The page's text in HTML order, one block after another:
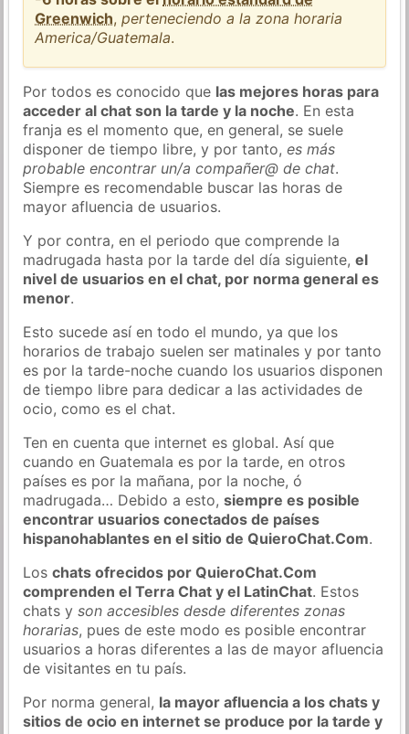
Greenwich,perteneciendo a la zona horaria
America/Guatemala.
Por todos es conocido que las mejores horas para
acceder al chat son la tarde y la noche. En esta
franja es el momento que, en general, se suele
disponer de tiempo libre, y por tanto,es más
probable encontrar un/a compañer@ de chat.
Siempre es recomendable buscar las horas de
mayor afluencia de usuarios.
Y por contra, en el periodo que comprende la
madrugada hasta por la tarde del día siguiente,el
nivel de usuarios en el chat, por norma general es
menor.
Esto sucede así en todo el mundo, ya que los
horarios de trabajo suelen ser matinales y por tanto
es por la tarde-noche cuando los usuarios disponen
de tiempo libre para dedicar a las actividades de
ocio, como es el chat.
Ten en cuenta que internet es global. Así que
cuando en Guatemala es por la tarde, en otros
países es por la mañana, por la noche, ó
madrugada… Debido a esto,siempre es posible
encontrar usuarios conectados de países
hispanohablantes en el sitio de QuieroChat.Com.
Loschats ofrecidos por QuieroChat.Com
comprenden el Terra Chat y el LatinChat. Estos
chats yson accesibles desde diferentes zonas
horarias, pues de este modo es posible encontrar
usuarios a horas diferentes a las de mayor afluencia
de visitantes en tu país.
Por norma general, la mayor afluencia a los chats y
sitios de ocio en internet se produce por la tarde y